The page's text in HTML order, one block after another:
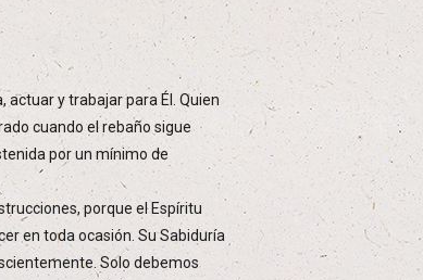
actuar y trabajar para Él. Quien
cuando el rebaño sigue
por un mínimo de
porque el Espíritu
en toda ocasión. Su Sabiduría
Solo debemos